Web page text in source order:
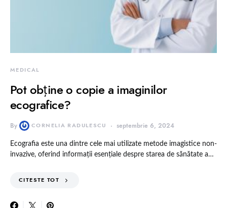
MEDICAL
Pot obține o copie a imaginilor
ecografice?
By CORNELIA RADULESCU septembrie 6, 2024
Ecografia este una dintre cele mai utilizate metode imagistice non-
invazive, oferind informații esențiale despre starea de sănătate a…
CITESTE TOT